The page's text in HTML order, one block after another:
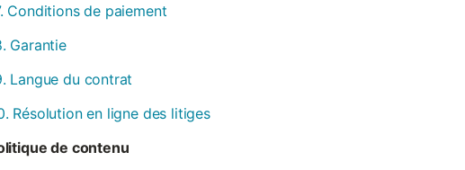
Conditions de paiement
Garantie
Langue du contrat
Résolution en ligne des litiges
de contenu